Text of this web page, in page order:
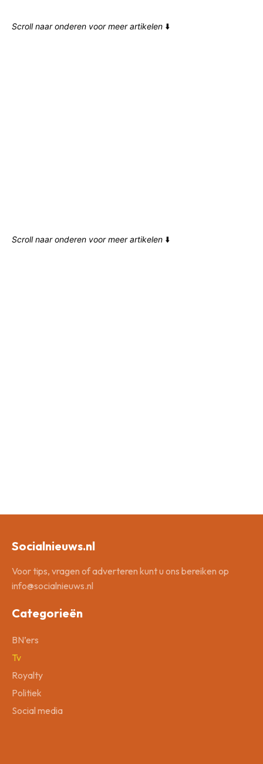
Scroll naar onderen voor meer artikelen ⬇️
Scroll naar onderen voor meer artikelen ⬇️
Socialnieuws.nl
Voor tips, vragen of adverteren kunt u ons bereiken op
info@socialnieuws.nl
Categorieën
BN’ers
Tv
Royalty
Politiek
Social media